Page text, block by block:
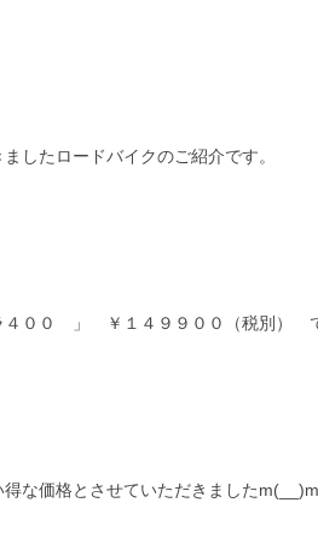
したロードバイクのご紹介です。
００ 」 ￥１４９９００（税別）
得な価格とさせていただきましたm(__)m